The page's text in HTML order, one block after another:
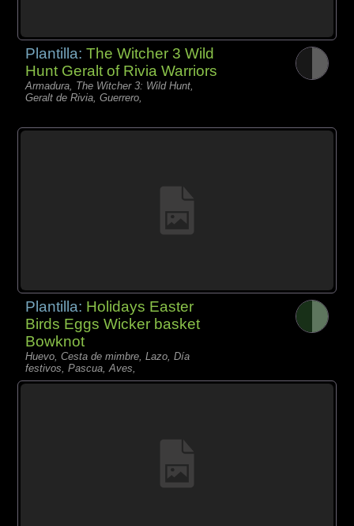
Plantilla:The Witcher 3 Wild
Hunt Geralt of Rivia Warriors
Armadura, The Witcher 3: Wild Hunt,
Geralt de Rivia, Guerrero,
Plantilla: Holidays Easter
Birds Eggs Wicker basket
Bowknot
Huevo, Cesta de mimbre, Lazo, Día
festivos, Pascua, Aves,